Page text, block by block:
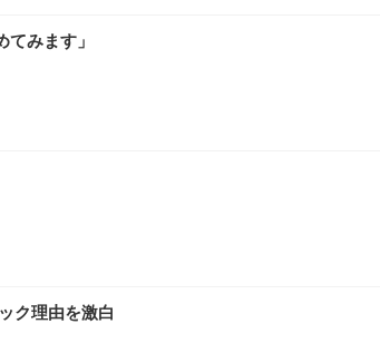
みます」
ク理由を激白